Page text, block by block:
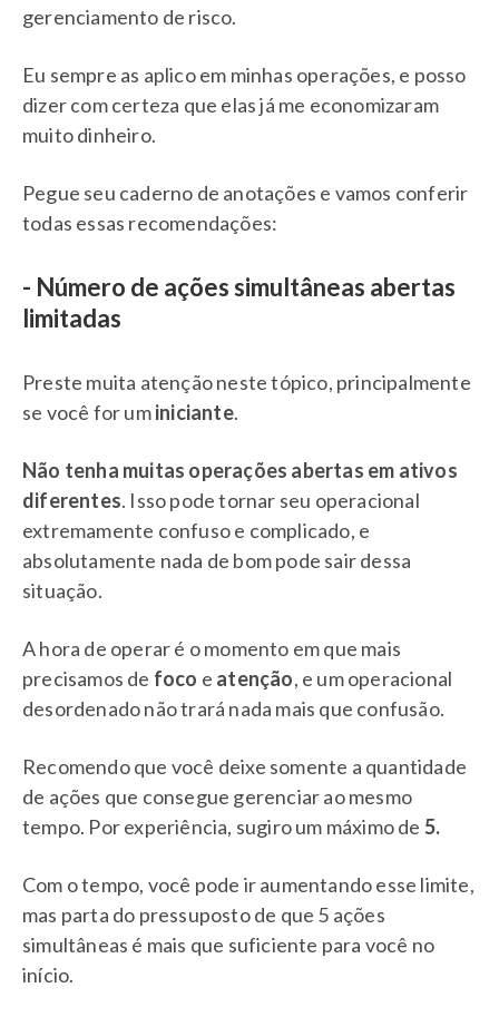
gerenciamento de risco.
Eu sempre as aplico em minhas operações, e posso
dizer com certeza que elas já me economizaram
muito dinheiro.
Pegue seu caderno de anotações e vamos conferir
todas essas recomendações:
- Número de ações simultâneas abertas
limitadas
Preste muita atenção neste tópico, principalmente
se você for uminiciante.
Não tenha muitas operações abertas em ativos
diferentes. Isso pode tornar seu operacional
extremamente confuso e complicado, e
absolutamente nada de bom pode sair dessa
situação.
A hora de operar é o momento em que mais
precisamos de foco e atenção, e um operacional
desordenado não trará nada mais que confusão.
Recomendo que você deixe somente a quantidade
de ações que consegue gerenciar ao mesmo
tempo. Por experiência, sugiro um máximo de 5.
Com o tempo, você pode ir aumentando esse limite,
mas parta do pressuposto de que 5 ações
simultâneas é mais que suficiente para você no
início.